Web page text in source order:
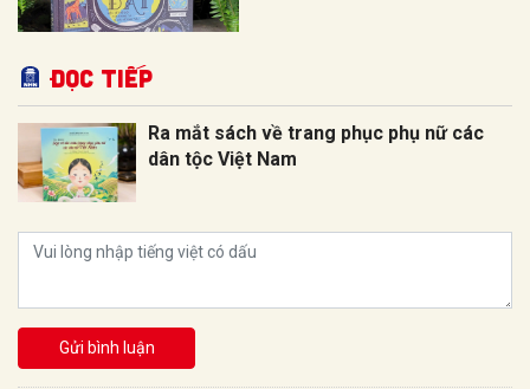
Đọc tiếp
Ra mắt sách về trang phục phụ nữ các
dân tộc Việt Nam
Gửi bình luận